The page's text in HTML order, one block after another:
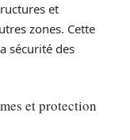
et
zones. Cette
sécurité des
et protection